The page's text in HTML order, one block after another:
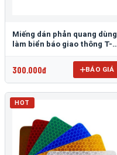
Miếng dán phản quang dùng
làm biển báo giao thông T-
300.000đ BÁO GIÁ
HOT